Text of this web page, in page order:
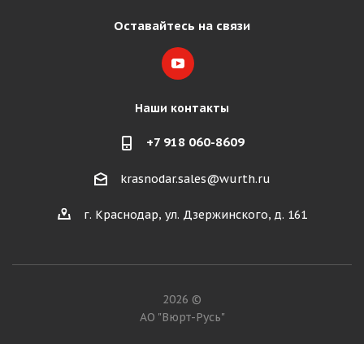
Оставайтесь на связи
Наши контакты
+7 918 060-8609
krasnodar.sales@wurth.ru
г. Краснодар, ул. Дзержинского, д. 161
2026 ©
АО "Вюрт-Русь"